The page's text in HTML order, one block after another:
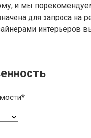
и мы
для запроса на
интерьеров
*